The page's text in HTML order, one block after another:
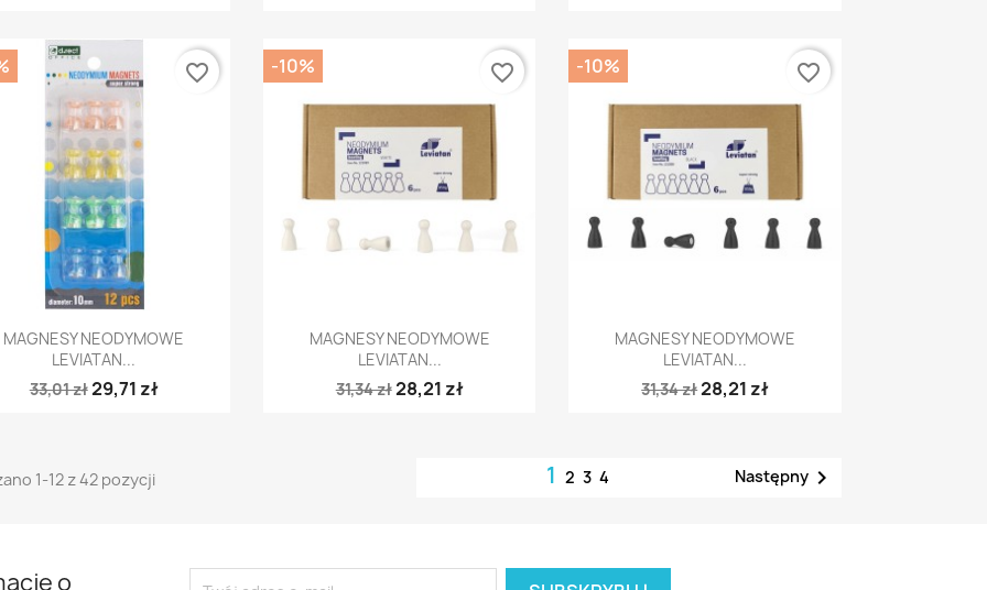
Szybki podgląd
MAGNESY NEODYMOWE
LEVIATAN...
33,01 zł29,71 zł
favorite_border
Szybki podgląd
MAGNESY NEODYMOWE
LEVIATAN...
31,34 zł28,21 zł
-10% favorite_border
Szybki podgląd
MAGNESY NEODYMOWE
LEVIATAN...
31,34 zł28,21 zł
-10% favorite_border
1-12 z 42 pozycji 1 2 3 4 Następny
o